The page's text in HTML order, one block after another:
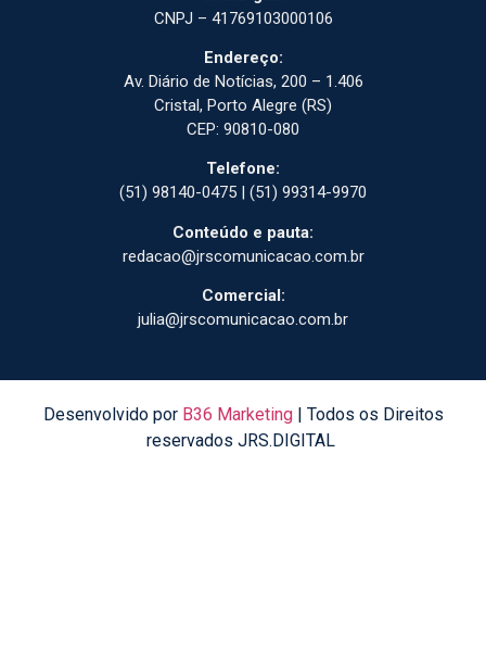
CNPJ – 41769103000106
Endereço:
Av. Diário de Notícias, 200 – 1.406
Cristal, Porto Alegre (RS)
CEP: 90810-080
Telefone:
(51) 98140-0475 | (51) 99314-9970
Conteúdo e pauta:
redacao@jrscomunicacao.com.br
Comercial:
julia@jrscomunicacao.com.br
Desenvolvido por B36 Marketing| Todos os Direitos
reservados JRS.DIGITAL